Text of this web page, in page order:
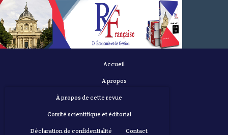
Accueil
À propos
À propos de cette revue
Comité scientifique et éditorial
Déclaration de confidentialité Contact